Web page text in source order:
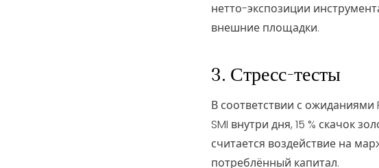
нетто-экспозиции
внешние площадки.
3. Стресс-тесты
В соответствии с ожиданиями
SMI внутри дня, 15 % скачок
считается воздействие на
потреблённый капитал.